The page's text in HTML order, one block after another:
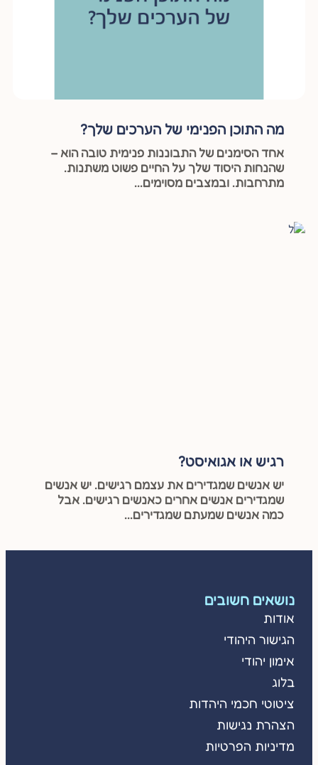
מה התוכן הפנימי של הערכים שלך?
אחד הסימנים של התבוננות פנימית טובה הוא –
שהנחות היסוד שלך על החיים פשוט משתנות.
מתרחבות. ובמצבים מסוימים...
רגיש או אגואיסט?
יש אנשים שמגדירים את עצמם רגישים. יש אנשים
שמגדירים אנשים אחרים כאנשים רגישים. אבל
כמה אנשים שמעתם שמגדירים...
נושאים חשובים
אודות
הגישור היהודי
אימון יהודי
בלוג
ציטוטי חכמי היהדות
הצהרת נגישות
מדיניות הפרטיות